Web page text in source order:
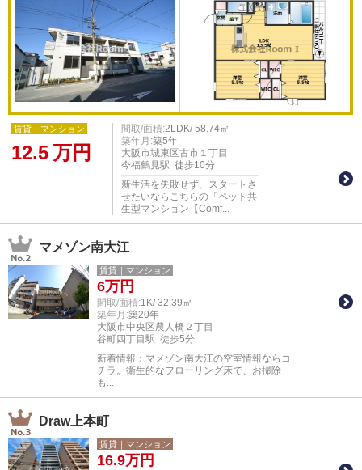
賃貸｜マンション
12.5万円
間取/面積:2LDK/ 58.74㎡
築年月:築5年
大阪市城東区古市１丁目
今福鶴見駅 徒歩10分
新生活を失敗せず、スタートさ
せたいならこちらの「ペット共
生型マンション【Comf...
マメゾン南大江
賃貸｜マンション
6万円
間取/面積:1K/ 32.39㎡
築年月:築20年
大阪市中央区農人橋２丁目
谷町四丁目駅 徒歩5分
新着情報：マメゾン南大江の空室情報ならコ
チラ。衛生的なフローリング床で、お掃除
も...
Draw上本町
賃貸｜マンション
16.9万円